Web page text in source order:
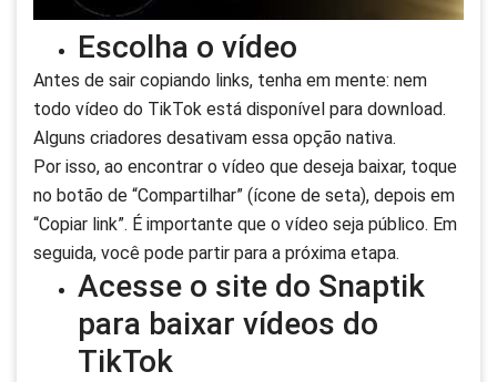
Escolha o vídeo
Antes de sair copiando links, tenha em mente: nem
todo vídeo do TikTok está disponível para download.
Alguns criadores desativam essa opção nativa.
Por isso, ao encontrar o vídeo que deseja baixar, toque
no botão de “Compartilhar” (ícone de seta), depois em
“Copiar link”. É importante que o vídeo seja público. Em
seguida, você pode partir para a próxima etapa.
Acesse o site do Snaptik
para baixar vídeos do
TikTok